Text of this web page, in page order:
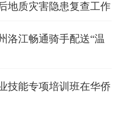
地质灾害隐患复查工作
洛江畅通骑手配送“温
技能专项培训班在华侨